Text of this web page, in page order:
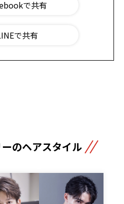
で共有
で共有
のヘアスタイル